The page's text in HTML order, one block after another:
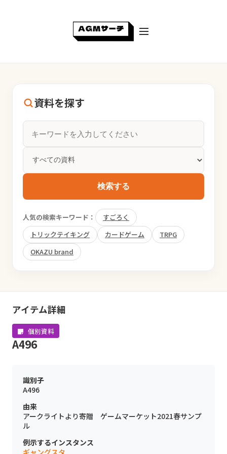
資料を探す
検索する
人気の検索キーワード：
すごろく
トリックテイキング
カードゲーム
TRPG
OKAZU brand
アイテム詳細
個別資料
A496
識別子
A496
由来
アークライトより寄贈 ゲームマーケット2021春サンプ
ル
例示するインスタンス
ギャングスタ